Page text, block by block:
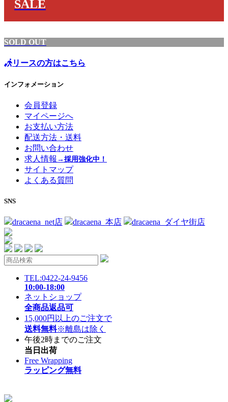
SALE
SOLD OUT
リースの方はこちら
インフォメーション
会員登録
マイページへ
お支払い方法
配送方法・送料
お問い合わせ
求人情報 →採用強化中！
サイトマップ
よくある質問
SNS
dracaena_net店 dracaena_本店 dracaena_ダイヤ街店
TEL:0422-24-9456
10:00-18:00
ネットショップ
全商品返品可
15,000円以上のご注文で
送料無料※離島は除く
午後2時までのご注文
当日出荷
Free Wrapping
ラッピング無料